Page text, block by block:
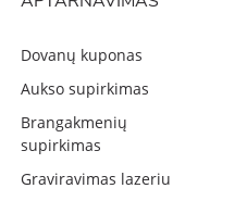
Dovanų kuponas
Aukso supirkimas
Brangakmenių
supirkimas
Graviravimas lazeriu